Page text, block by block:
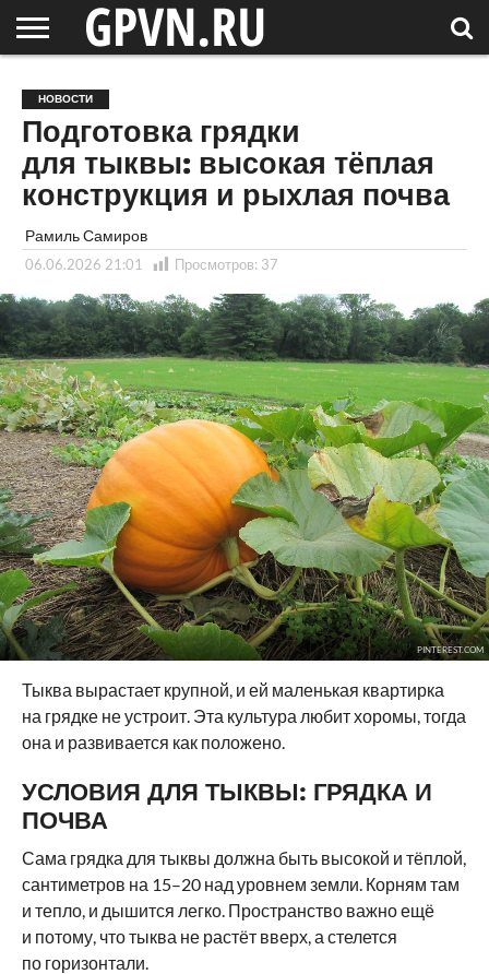
ОБЛАСТЬ
НОВОСТИ
СОСЕДЕЙ
РОССИЯ
/ МИР
СПЕЦПРОЕКТЫ
БЛОГ
СТАТЬИ
ФОТОРЕПОРТАЖИ
ИНТЕРВЬЮ
ОБЪЕКТЫ
ПОДБОРКИ
НОВОСТИ
Подготовка грядки
для тыквы: высокая тёплая
конструкция и рыхлая почва
Рамиль Самиров
06.06.2026 21:01 Просмотров: 37
PINTEREST.COM
Тыква вырастает крупной, и ей маленькая квартирка
на грядке не устроит. Эта культура любит хоромы, тогда
она и развивается как положено.
УСЛОВИЯ ДЛЯ ТЫКВЫ: ГРЯДКА И
ПОЧВА
Сама грядка для тыквы должна быть высокой и тёплой,
сантиметров на 15–20 над уровнем земли. Корням там
и тепло, и дышится легко. Пространство важно ещё
и потому, что тыква не растёт вверх, а стелется
по горизонтали.